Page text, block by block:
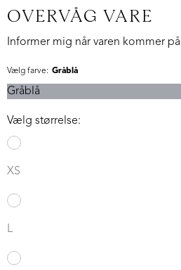
OVERVÅG VARE
Informer mig når varen kommer
Vælg farve: Gråblå
Gråblå
Vælg størrelse:
XS
L